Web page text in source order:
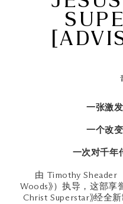
一张激
一个改
一次对千年
由 Timothy Sheader
Woods》）执导，这部享
Christ Superstar》经全